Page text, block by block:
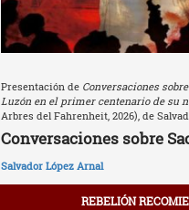
Presentación de Conversaciones
Luzón en el primer centenario de su
Arbres del Fahrenheit, 2026), de
Conversaciones sobre
Salvador López Arnal
REBELIÓN